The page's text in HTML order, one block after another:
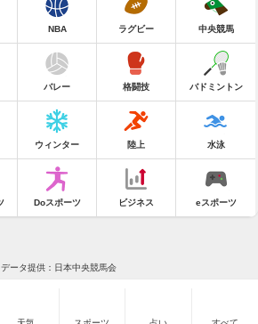
NBA ラグビー 中央競馬
バレー 格闘技 バドミントン
ウィンター 陸上 水泳
Doスポーツ ビジネス eスポーツ
データ提供：日本中央競馬会